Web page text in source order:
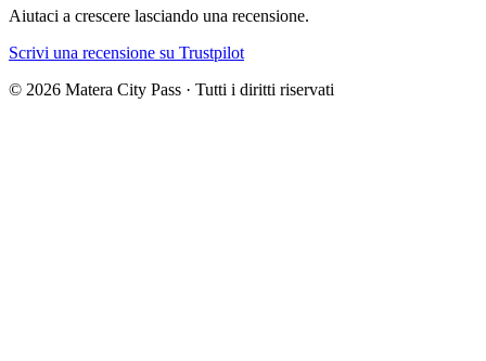
Aiutaci a crescere lasciando una recensione.
Scrivi una recensione su Trustpilot
© 2026 Matera City Pass · Tutti i diritti riservati